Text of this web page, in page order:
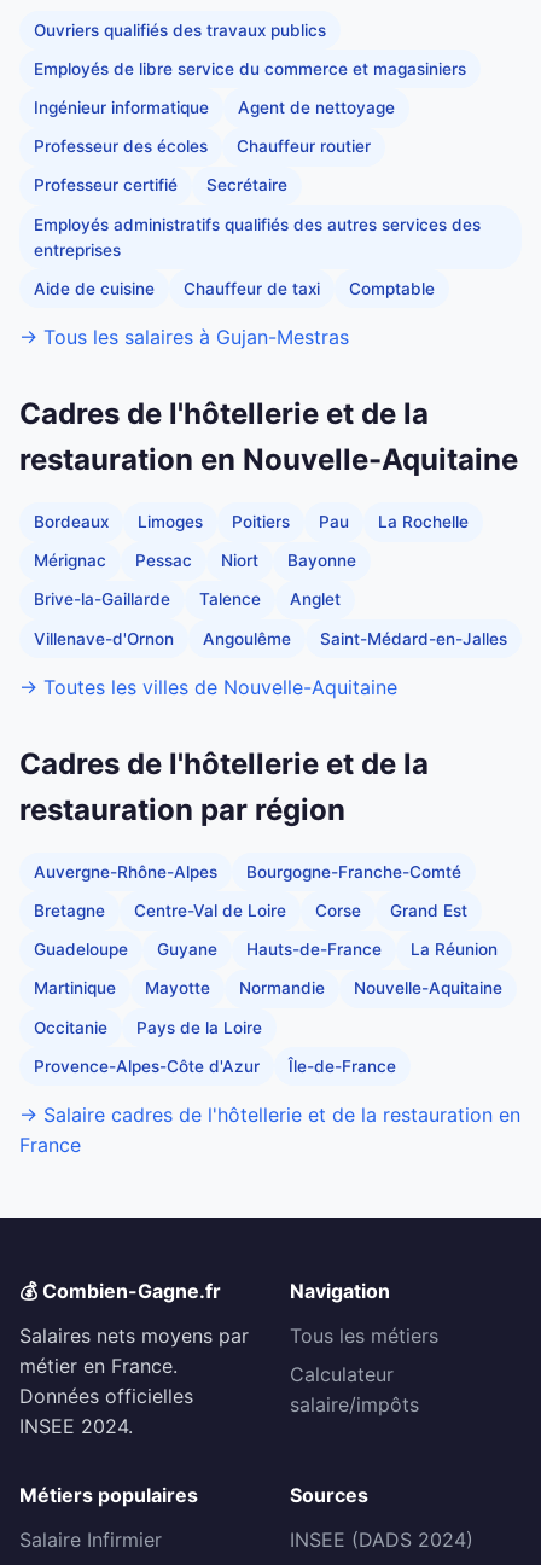
Ouvriers qualifiés des travaux publics
Employés de libre service du commerce et magasiniers
Ingénieur informatique Agent de nettoyage
Professeur des écoles Chauffeur routier
Professeur certifié Secrétaire
Employés administratifs qualifiés des autres services des
entreprises
Aide de cuisine Chauffeur de taxi Comptable
→ Tous les salaires à Gujan-Mestras
Cadres de l'hôtellerie et de la
restauration en Nouvelle-Aquitaine
Bordeaux Limoges Poitiers Pau La Rochelle
Mérignac Pessac Niort Bayonne
Brive-la-Gaillarde Talence Anglet
Villenave-d'Ornon Angoulême Saint-Médard-en-Jalles
→ Toutes les villes de Nouvelle-Aquitaine
Cadres de l'hôtellerie et de la
restauration par région
Auvergne-Rhône-Alpes Bourgogne-Franche-Comté
Bretagne Centre-Val de Loire Corse Grand Est
Guadeloupe Guyane Hauts-de-France La Réunion
Martinique Mayotte Normandie Nouvelle-Aquitaine
Occitanie Pays de la Loire
Provence-Alpes-Côte d'Azur Île-de-France
→ Salaire cadres de l'hôtellerie et de la restauration en
France
💰 Combien-Gagne.fr
Salaires nets moyens par
métier en France.
Données officielles
INSEE 2024.
Navigation
Tous les métiers
Calculateur
salaire/impôts
Métiers populaires
Salaire Infirmier
Sources
INSEE (DADS 2024)